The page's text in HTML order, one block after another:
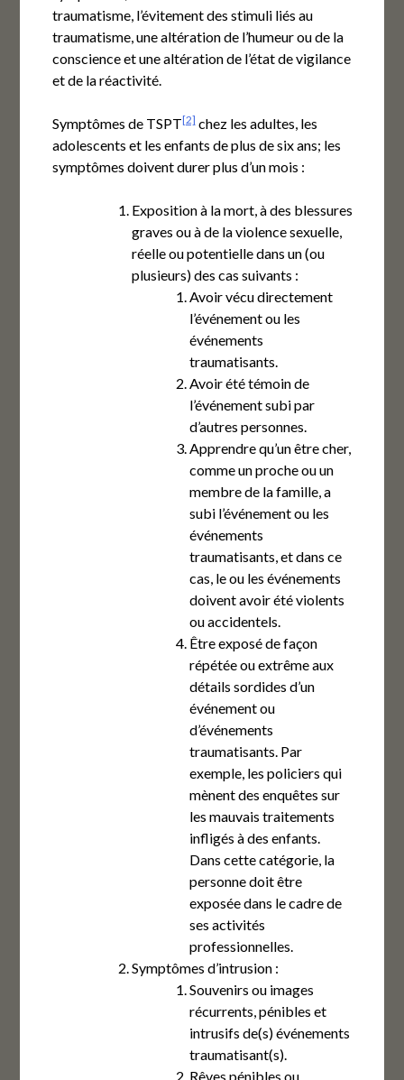
traumatisme, l’évitement des stimuli liés au
traumatisme, une altération de l’humeur ou de la
conscience et une altération de l’état de vigilance
et de la réactivité.
Symptômes de TSPT[2]chez les adultes, les
adolescents et les enfants de plus de six ans; les
symptômes doivent durer plus d’un mois :
Exposition à la mort, à des blessures
graves ou à de la violence sexuelle,
réelle ou potentielle dans un (ou
plusieurs) des cas suivants :
Avoir vécu directement
l’événement ou les
événements
traumatisants.
Avoir été témoin de
l’événement subi par
d’autres personnes.
Apprendre qu’un être cher,
comme un proche ou un
membre de la famille, a
subi l’événement ou les
événements
traumatisants, et dans ce
cas, le ou les événements
doivent avoir été violents
ou accidentels.
Être exposé de façon
répétée ou extrême aux
détails sordides d’un
événement ou
d’événements
traumatisants. Par
exemple, les policiers qui
mènent des enquêtes sur
les mauvais traitements
infligés à des enfants.
Dans cette catégorie, la
personne doit être
exposée dans le cadre de
ses activités
professionnelles.
Symptômes d’intrusion :
Souvenirs ou images
récurrents, pénibles et
intrusifs de(s) événements
traumatisant(s).
Rêves pénibles ou